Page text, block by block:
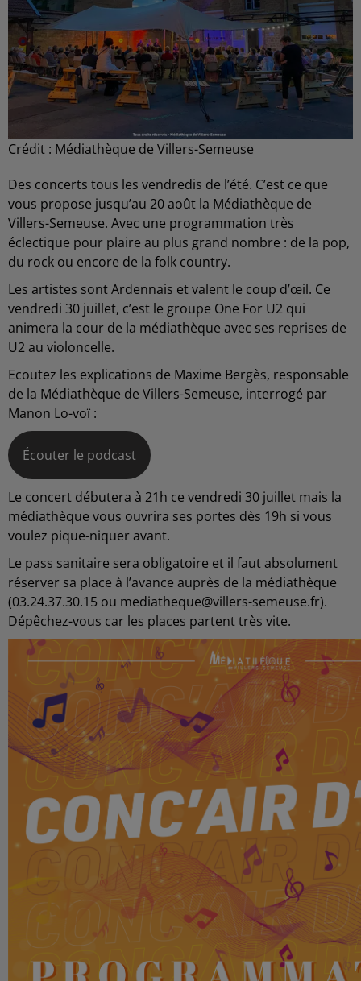
Crédit : Médiathèque de Villers-Semeuse
Des concerts tous les vendredis de l’été. C’est ce que
vous propose jusqu’au 20 août la Médiathèque de
Villers-Semeuse. Avec une programmation très
éclectique pour plaire au plus grand nombre : de la pop,
du rock ou encore de la folk country.
Les artistes sont Ardennais et valent le coup d’œil. Ce
vendredi 30 juillet, c’est le groupe One For U2 qui
animera la cour de la médiathèque avec ses reprises de
U2 au violoncelle.
Ecoutez les explications de Maxime Bergès, responsable
de la Médiathèque de Villers-Semeuse, interrogé par
Manon Lo-voï :
Écouter le podcast
Le concert débutera à 21h ce vendredi 30 juillet mais la
médiathèque vous ouvrira ses portes dès 19h si vous
voulez pique-niquer avant.
Le pass sanitaire sera obligatoire et il faut absolument
réserver sa place à l’avance auprès de la médiathèque
(03.24.37.30.15 ou mediatheque@villers-semeuse.fr).
Dépêchez-vous car les places partent très vite.